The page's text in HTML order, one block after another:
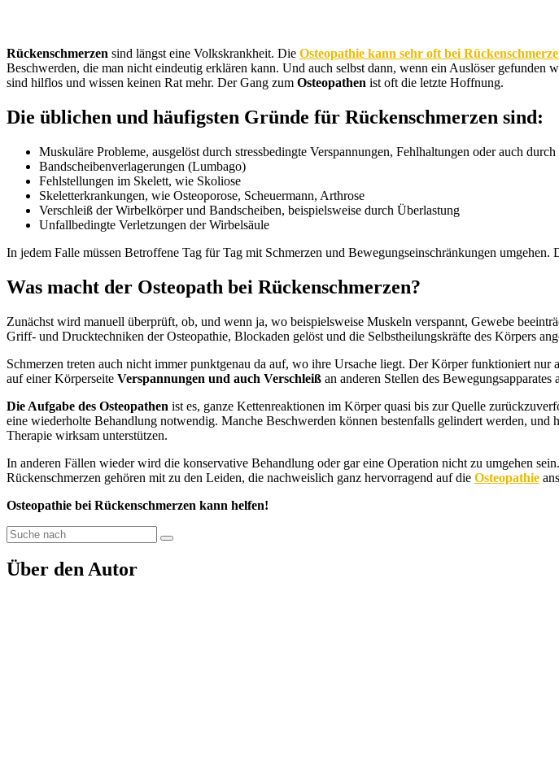
Rückenschmerzen sind längst eine Volkskrankheit. Die Osteopathie kann sehr oft bei
Beschwerden, die man nicht eindeutig erklären kann. Und auch selbst dann, wenn ein Auslöser
sind hilflos und wissen keinen Rat mehr. Der Gang zum Osteopathen ist oft die letzte Hoffnung.
Die üblichen und häufigsten Gründe für Rückenschmerzen sind:
Muskuläre Probleme, ausgelöst durch stressbedingte Verspannungen, Fehlhaltungen oder auch
Bandscheibenverlagerungen (Lumbago)
Fehlstellungen im Skelett, wie Skoliose
Skeletterkrankungen, wie Osteoporose, Scheuermann, Arthrose
Verschleiß der Wirbelkörper und Bandscheiben, beispielsweise durch Überlastung
Unfallbedingte Verletzungen der Wirbelsäule
In jedem Falle müssen Betroffene Tag für Tag mit Schmerzen und Bewegungseinschränkungen
Was macht der Osteopath bei Rückenschmerzen?
Zunächst wird manuell überprüft, ob, und wenn ja, wo beispielsweise Muskeln verspannt, Gewebe
Griff- und Drucktechniken der Osteopathie, Blockaden gelöst und die Selbstheilungskräfte des Körpers
Schmerzen treten auch nicht immer punktgenau da auf, wo ihre Ursache liegt. Der Körper funktioniert
auf einer Körperseite Verspannungen und auch Verschleiß an anderen Stellen des
Die Aufgabe des Osteopathen ist es, ganze Kettenreaktionen im Körper quasi bis zur Quelle
eine wiederholte Behandlung notwendig. Manche Beschwerden können bestenfalls gelindert werden,
Therapie wirksam unterstützen.
In anderen Fällen wieder wird die konservative Behandlung oder gar eine Operation nicht zu umgehen
Rückenschmerzen gehören mit zu den Leiden, die nachweislich ganz hervorragend auf die Osteopathie
Osteopathie bei Rückenschmerzen kann helfen!
Über den Autor